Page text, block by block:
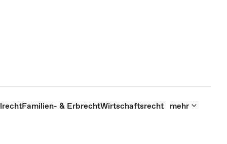
Familien- & ErbrechtWirtschaftsrecht mehr